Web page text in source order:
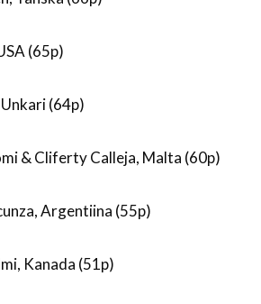
(65p)
(64p)
& Cliferty Calleja, Malta (60p)
Argentiina (55p)
Kanada (51p)